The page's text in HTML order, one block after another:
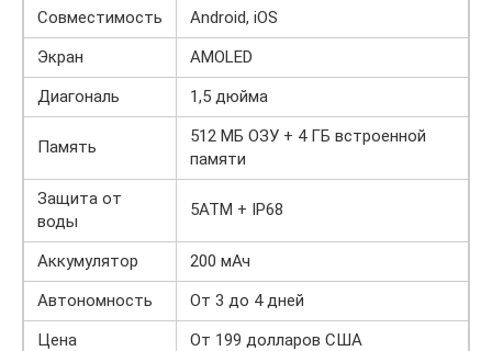
Совместимость
Android, iOS
Экран
AMOLED
Диагональ
1,5 дюйма
Память
512 МБ ОЗУ + 4 ГБ встроенной
памяти
Защита от
воды
5ATM + IP68
Аккумулятор
200 мАч
Автономность
От 3 до 4 дней
Цена
От 199 долларов США